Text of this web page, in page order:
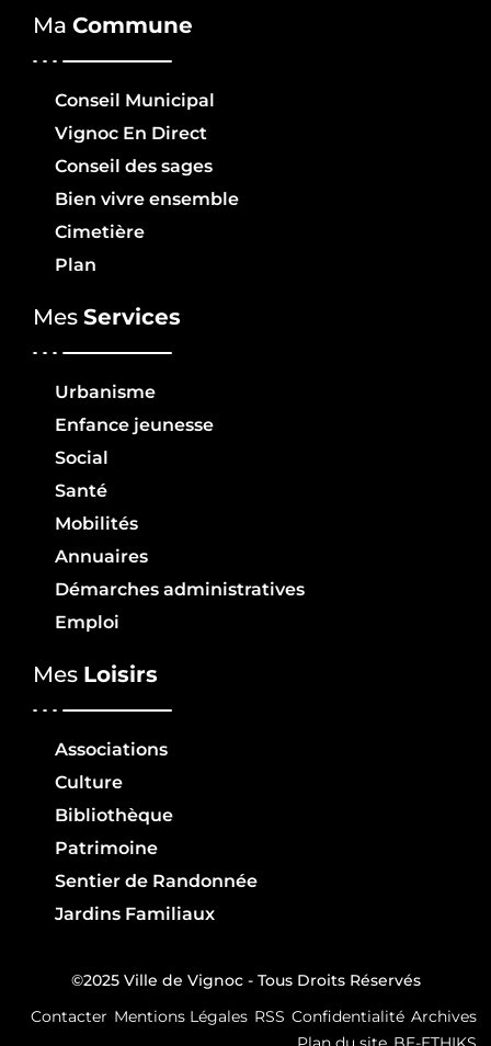
Ma Commune
Conseil Municipal
Vignoc En Direct
Conseil des sages
Bien vivre ensemble
Cimetière
Plan
Mes Services
Urbanisme
Enfance jeunesse
Social
Santé
Mobilités
Annuaires
Démarches administratives
Emploi
Mes Loisirs
Associations
Culture
Bibliothèque
Patrimoine
Sentier de Randonnée
Jardins Familiaux
©2025 Ville de Vignoc - Tous Droits Réservés
Contacter Mentions Légales RSS Confidentialité Archives